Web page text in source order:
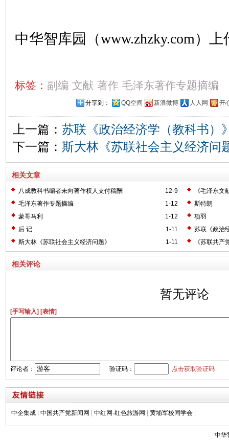
中华智库园（www.zhzky.com）上
标签： 副编 文献 著作 毛泽东著作专题摘编
分享到： QQ空间 新浪微博 人人网 开
上一篇： 苏联《政治经济学（教科书）
下一篇： 斯大林《苏联社会主义经济问
相关文章
12-9
八成教科书编者未向著作权人支付稿酬
《毛泽东
1-12
毛泽东著作专题摘编
斯特朗
1-12
蒙哥马利
项羽
1-11
后 记
苏联《政治
1-11
斯大林《苏联社会主义经济问题》 《苏联共产
相关评论
暂无评论
[手写输入] [表情]
评论者： 验证码： 点击获取验证码
中企集成 中国共产党新闻网 中红网-红色旅游网 黄埔军校同学会
中华